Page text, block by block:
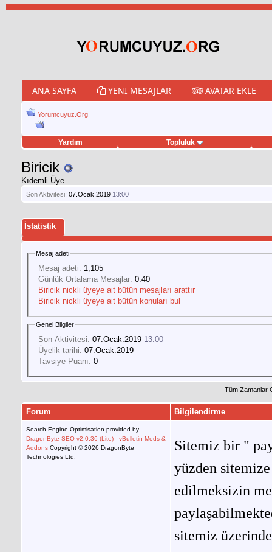
ANA SAYFA YENI MESAJLAR AVATAR EKLE
Yorumcuyuz.Org
Yardım Topluluk
hilesi
Biricik
Kıdemli Üye
Son Aktivitesi: 07.Ocak.2019 13:00
İstatistik
Mesaj adeti
Mesaj adeti: 1,105
Günlük Ortalama Mesajlar: 0.40
Biricik nickli üyeye ait bütün mesajları arattır
Biricik nickli üyeye ait bütün konuları bul
Genel Bilgiler
Son Aktivitesi: 07.Ocak.2019 13:00
Üyelik tarihi: 07.Ocak.2019
Tavsiye Puanı: 0
Tüm Zamanlar
Forum Bilgilendirme
Search Engine Optimisation provided by
DragonByte SEO v2.0.36 (Lite) - vBulletin Mods &
Addons Copyright © 2026 DragonByte
Technologies Ltd.
Sitemiz bir "
yüzden
edilmeksizin
sitemiz